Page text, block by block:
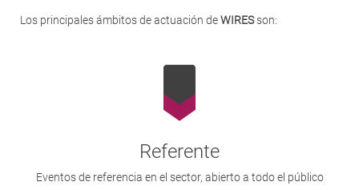
Los principales ámbitos de actuación deWIRESson:
Referente
Eventos de referencia en el sector, abierto a todo el público